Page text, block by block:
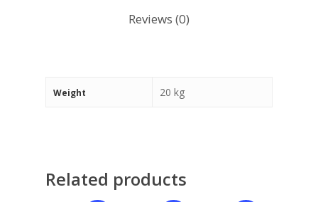
Reviews (0)
Weight 20 kg
Related products